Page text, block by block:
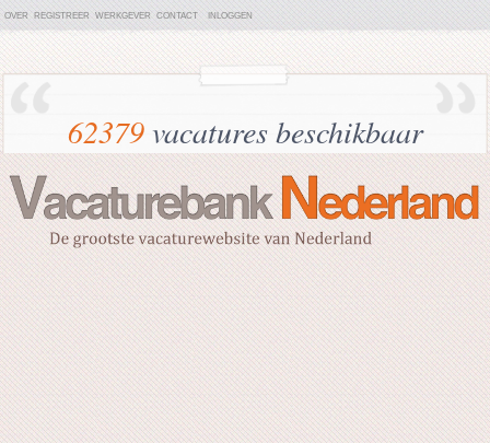
OVER REGISTREER WERKGEVER CONTACT INLOGGEN
62379vacatures beschikbaar